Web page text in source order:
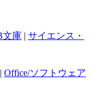
文庫 | サイエンス・
| Office/ソフトウェア